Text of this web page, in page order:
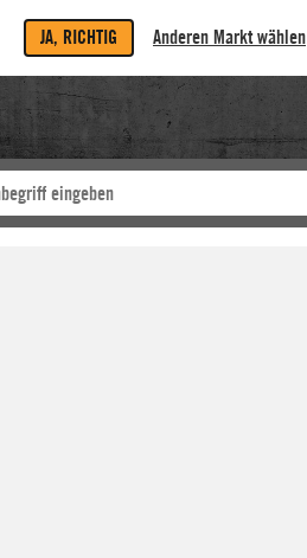
JA, RICHTIG Anderen Markt wählen